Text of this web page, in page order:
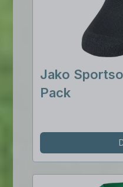
Jako
Pack